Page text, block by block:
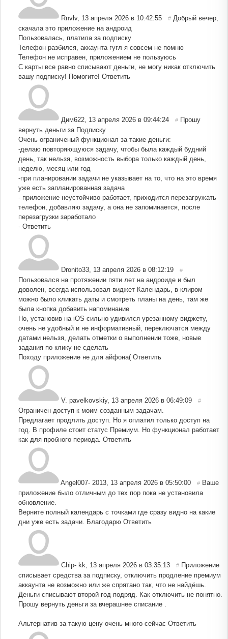
Rnvlv, 13 апреля 2026 в 10:42:55 # Добрый вечер,
скачала это приложение на андроид
Пользовалась, платила за подписку
Телефон разбился, аккаунта гугл я совсем не помню
Телефон не исправен, приложением не пользуюсь
С карты все равно списывают деньги, не могу никак отключить
вашу подписку! Помогите! Ответить
Дим622, 13 апреля 2026 в 09:44:24 # Прошу
вернуть деньги за Подписку
Очень ограниченый функционал за такие деньги:
-делаю повторяющуюся задачу, чтобы была каждый будний
день, так нельзя, возможность выбора только каждый день,
неделю, месяц или год
-при планировании задачи не указывает на то, что на это время
уже есть запланированная задача
- приложение неустойчиво работает, приходится перезагружать
телефон, добавляю задачу, а она не запоминается, после
перезагрузки заработало
- Ответить
Dronito33, 13 апреля 2026 в 08:12:19 #
Пользовался на протяжении пяти лет на андроиде и был
доволен, всегда использовал виджет Календарь, в клиром
можно было кликать даты и смотреть планы на день, там же
была кнопка добавить напоминание
Но, установив на iOS сильно удивился урезанному виджету,
очень не удобный и не информативный, переключатся между
датами нельзя, делать отметки о выполнении тоже, новые
задания по клику не сделать
Походу приложение не для айфона( Ответить
V. pavelkovskiy, 13 апреля 2026 в 06:49:09 #
Ограничен доступ к моим созданным задачам.
Предлагает продлить доступ. Но я оплатил только доступ на
год. В профиле стоит статус Премиум. Но функционал работает
как для пробного периода. Ответить
Angel007- 2013, 13 апреля 2026 в 05:50:00 # Ваше
приложение было отличным до тех пор пока не установила
обновление.
Верните полный календарь с точками где сразу видно на какие
дни уже есть задачи. Благодарю Ответить
Chip- kk, 13 апреля 2026 в 03:35:13 # Приложение
списывает средства за подписку, отключить продление премиум
аккаунта не возможно или же спрятано так, что не найдёшь.
Деньги списывают второй год подряд. Как отключить не понятно.
Прошу вернуть деньги за вчерашнее списание .
Альтернатив за такую цену очень много сейчас Ответить